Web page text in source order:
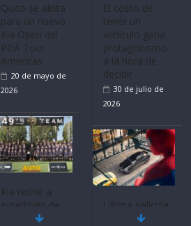
Quito se alista
para un nuevo
Kia Open del
PGA Tour
Americas
20 de mayo de
2026
Kia reúne a
jugadores de
fútbol de todo
El costo de
tener un
vehículo gana
protagonismo
a la hora de
decidir
30 de julio de
2026
Ultima película
‘Spider‑Man: